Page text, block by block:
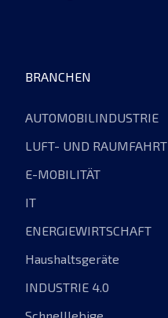
BRANCHEN
AUTOMOBILINDUSTRIE
LUFT- UND RAUMFAHRT
E-MOBILITÄT
IT
ENERGIEWIRTSCHAFT
Haushaltsgeräte
INDUSTRIE 4.0
Schnelllebige